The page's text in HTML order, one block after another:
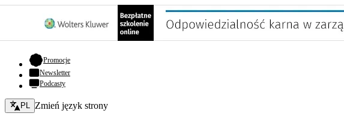
Promocje- otwiera się w nowej karcie
Newsletter
Podcasty
Zmień język - bieżący:
PL Zmień język strony